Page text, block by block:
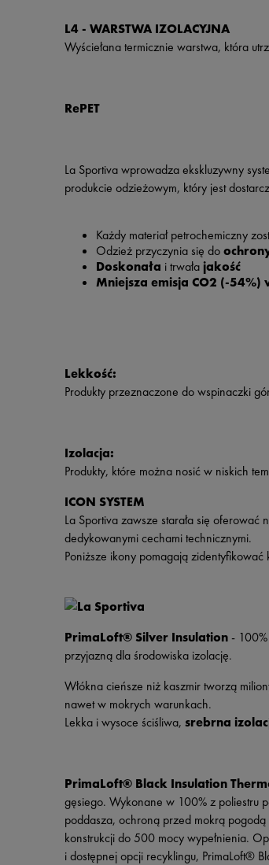
L4 - WARSTWA IZOLACYJNA
Wyściełana termicznie warstwa, która
RePET
La Sportiva wprowadza ekskluzywny
produkcie odzieżowym, który jest
Każdy materiał petrochemiczny
Odzież przyczynia się do
Doskonała i trwała jakość
Mniejsza emisja CO2 (-54%)
Lekkość:
Produkty przeznaczone do wspinaczki
Izolacja:
Produkty, które można nosić w niskich
ICON SYSTEM
La Sportiva zawsze starała się
dedykowanymi cechami technicznymi.
Poniższe ikony pomagają
PrimaLoft® Silver Insulation- 100%
przyjazną dla środowiska izolację.
Włókna cieńsze niż kaszmir tworzą
nawet w mokrych warunkach.
Lekka i wysoce ściśliwa, srebrna
PrimaLoft® Black Insulation
gęsiego. Wykonane w 100% z poliestru
poddasza, ochroną przed mokrą
konstrukcji do 500 mocy wypełnienia.
i dostępnej opcji recyklingu, PrimaLoft®